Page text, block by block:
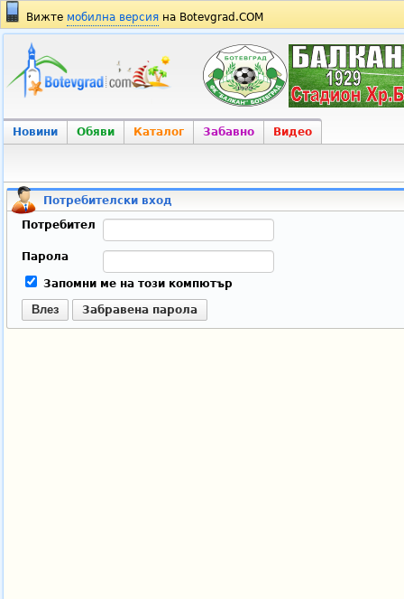
Вижте мобилна версия на Botevgrad.COM
Новини Обяви Каталог Забавно Видео
Потребителски вход
Потребител
Парола
Запомни ме на този компютър
Влез Забравена парола